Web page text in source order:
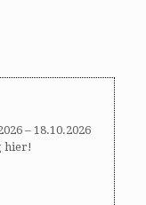
– 18.10.2026
hier!